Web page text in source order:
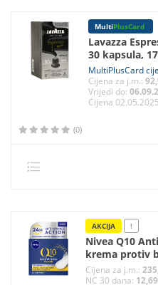
MultiPlusCard
Lavazza
30 kapsula,
MultiPlusCard
Cijena za j.m.:
Vrijedi do:
Cijena
(0)
AKCIJA !
Nivea Q10
krema protiv
Cijena za j.m.:
NC 30 dana: